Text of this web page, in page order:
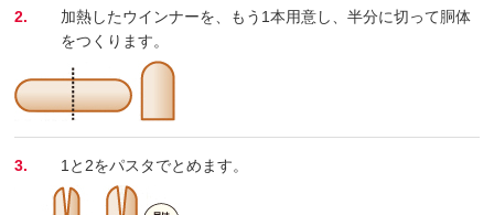
2.
加熱したウインナーを、もう1本用意し、半分に切って胴体
をつくります。
3. 1と2をパスタでとめます。